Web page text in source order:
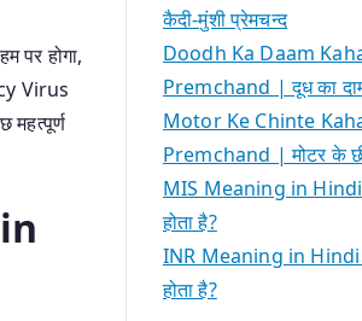
पर होगा,
Virus
महत्पूर्ण
कैदी-मुंशी प्रेमचन्द
Doodh Ka Daam
Premchand | दूध का
Motor Ke Chinte
Premchand | मोटर के
MIS Meaning in Hindi
होता है?
INR Meaning in Hindi
होता है?